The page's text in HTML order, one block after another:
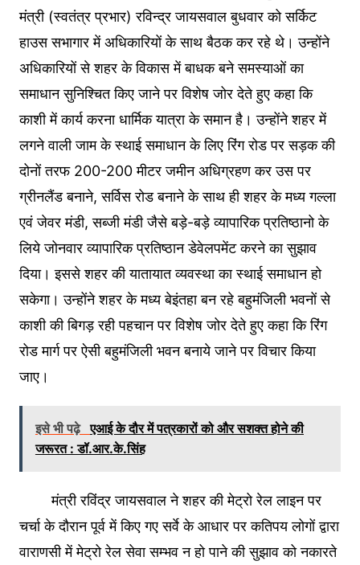
मंत्री (स्वतंत्र प्रभार) रविन्द्र जायसवाल बुधवार को सर्किट
हाउस सभागार में अधिकारियों के साथ बैठक कर रहे थे। उन्होंने
अधिकारियों से शहर के विकास में बाधक बने समस्याओं का
समाधान सुनिश्चित किए जाने पर विशेष जोर देते हुए कहा कि
काशी में कार्य करना धार्मिक यात्रा के समान है। उन्होंने शहर में
लगने वाली जाम के स्थाई समाधान के लिए रिंग रोड पर सड़क की
दोनों तरफ 200-200 मीटर जमीन अधिग्रहण कर उस पर
ग्रीनलैंड बनाने, सर्विस रोड बनाने के साथ ही शहर के मध्य गल्ला
एवं जेवर मंडी, सब्जी मंडी जैसे बड़े-बड़े व्यापारिक प्रतिष्ठानो के
लिये जोनवार व्यापारिक प्रतिष्ठान डेवेलपमेंट करने का सुझाव
दिया। इससे शहर की यातायात व्यवस्था का स्थाई समाधान हो
सकेगा। उन्होंने शहर के मध्य बेइंतहा बन रहे बहुमंजिली भवनों से
काशी की बिगड़ रही पहचान पर विशेष जोर देते हुए कहा कि रिंग
रोड मार्ग पर ऐसी बहुमंजिली भवन बनाये जाने पर विचार किया
जाए।
इसे भी पढ़े एआई के दौर में पत्रकारों को और सशक्त होने की
जरूरत : डॉ.आर.के.सिंह
मंत्री रविंद्र जायसवाल ने शहर की मेट्रो रेल लाइन पर
चर्चा के दौरान पूर्व में किए गए सर्वे के आधार पर कतिपय लोगों द्वारा
वाराणसी में मेट्रो रेल सेवा सम्भव न हो पाने की सुझाव को नकारते